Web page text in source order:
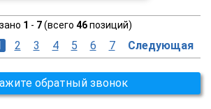
1 - 7(всего 46позиций)
2 3 4 5 6 7 Следующая
обратный звонок